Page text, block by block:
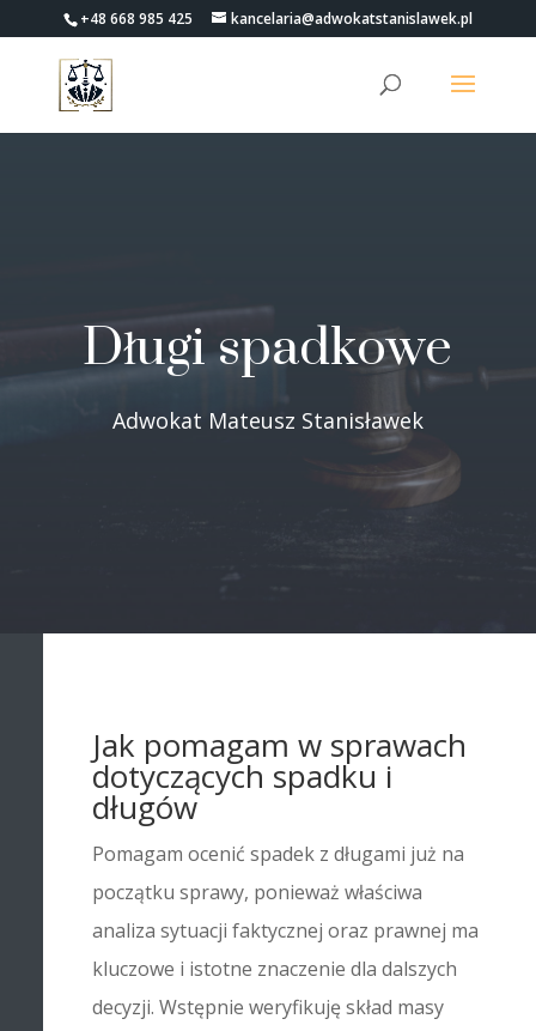
+48 668 985 425 kancelaria@adwokatstanislawek.pl
Długi spadkowe
Adwokat Mateusz Stanisławek
Jak pomagam w sprawach
dotyczących spadku i
długów
Pomagam ocenić spadek z długami już na
początku sprawy, ponieważ właściwa
analiza sytuacji faktycznej oraz prawnej ma
kluczowe i istotne znaczenie dla dalszych
decyzji. Wstępnie weryfikuję skład masy